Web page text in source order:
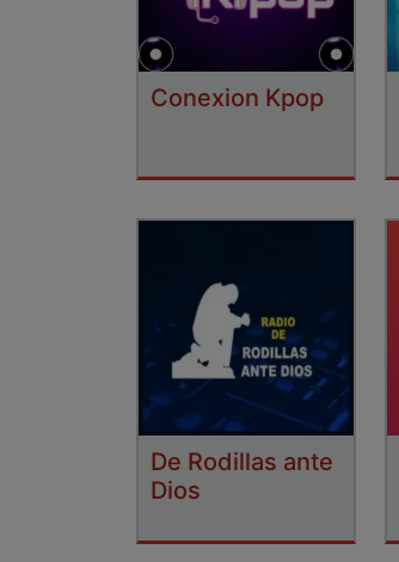
Conexion Kpop
De Rodillas ante
Dios